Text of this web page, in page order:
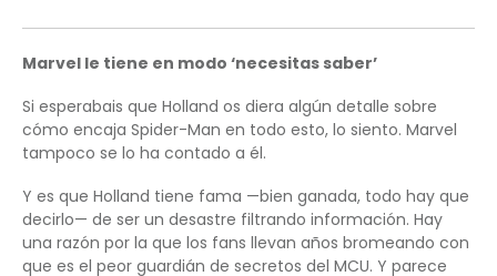
Marvel le tiene en modo ‘necesitas saber’
Si esperabais que Holland os diera algún detalle sobre
cómo encaja Spider-Man en todo esto, lo siento. Marvel
tampoco se lo ha contado a él.
Y es que Holland tiene fama —bien ganada, todo hay que
decirlo— de ser un desastre filtrando información. Hay
una razón por la que los fans llevan años bromeando con
que es el peor guardián de secretos del MCU. Y parece